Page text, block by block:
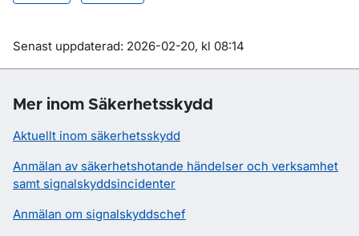
Om sidan
Senast uppdaterad: 2026-02-20, kl 08:14
Mer inom Säkerhetsskydd
Aktuellt inom säkerhetsskydd
Anmälan av säkerhetshotande händelser och verksamhet
samt signalskyddsincidenter
Anmälan om signalskyddschef